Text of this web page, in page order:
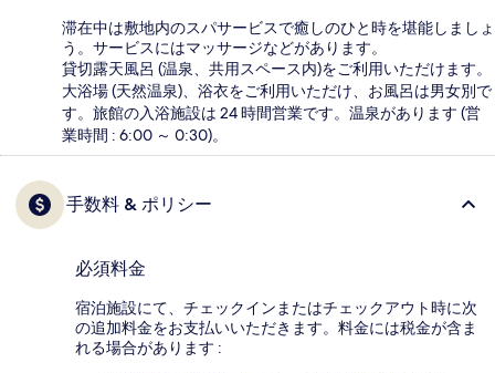
滞在中は敷地内のスパサービスで癒しのひと時を堪能しましょ
う。サービスにはマッサージなどがあります。
貸切露天風呂 (温泉、共用スペース内)をご利用いただけます。
大浴場 (天然温泉)、浴衣をご利用いただけ、お風呂は男女別で
す。旅館の入浴施設は 24 時間営業です。温泉があります (営
業時間 : 6:00 ～ 0:30)。
手数料 & ポリシー
必須料金
宿泊施設にて、チェックインまたはチェックアウト時に次
の追加料金をお支払いいただきます。料金には税金が含ま
れる場合があります :